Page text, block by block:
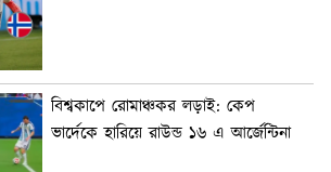
বিশ্বকাপে রোমাঞ্চকর লড়াই: কেপ
ভার্দেকে হারিয়ে রাউন্ড ১৬ এ আর্জেন্টিনা